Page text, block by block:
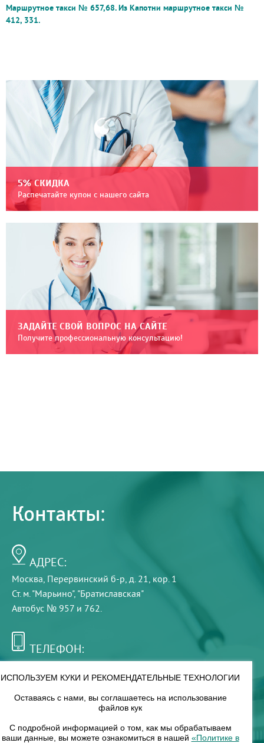
Маршрутное такси № 657,68. Из Капотни маршрутное такси №
412, 331.
5% СКИДКА
Распечатайте купон с нашего сайта
ЗАДАЙТЕ СВОЙ ВОПРОС НА САЙТЕ
Получите профессиональную консультацию!
Контакты:
АДРЕС:
Москва, Перервинский б-р, д. 21, кор. 1
Ст. м. "Марьино", "Братиславская"
Автобус № 957 и 762.
ТЕЛЕФОН:
РЕЖИМ РАБОТЫ:
8 — 18
ИСПОЛЬЗУЕМ КУКИ И РЕКОМЕНДАТЕЛЬНЫЕ ТЕХНОЛОГИИ
Оставаясь с нами, вы соглашаетесь на использование
файлов кук
С подробной информацией о том, как мы обрабатываем
ваши данные, вы можете ознакомиться в нашей «Политике в